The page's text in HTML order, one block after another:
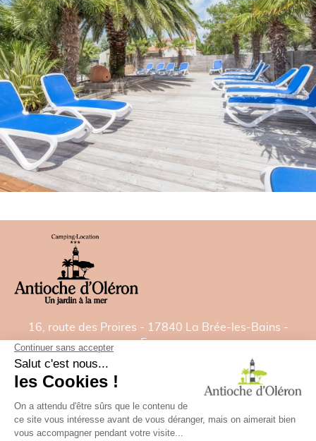
16, route des Proires - 17840 La Brée-les-Bains -
France
Tél: 05 46 47 92 00
- Fax: 05 46 47 82 22
E-mail:
contact@camping-antiochedoleron.com
GPS: Latitude= 46.021532828 - Longitude=
-1.35827488